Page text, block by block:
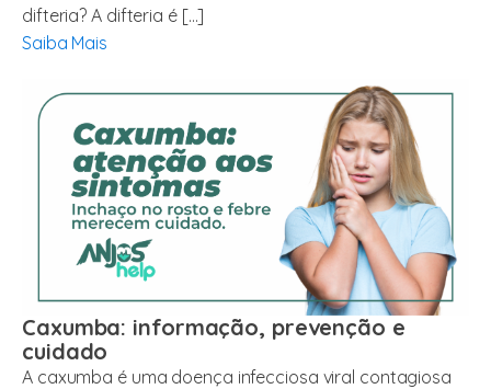
difteria? A difteria é […]
Saiba Mais
Caxumba: informação, prevenção e
cuidado
A caxumba é uma doença infecciosa viral contagiosa